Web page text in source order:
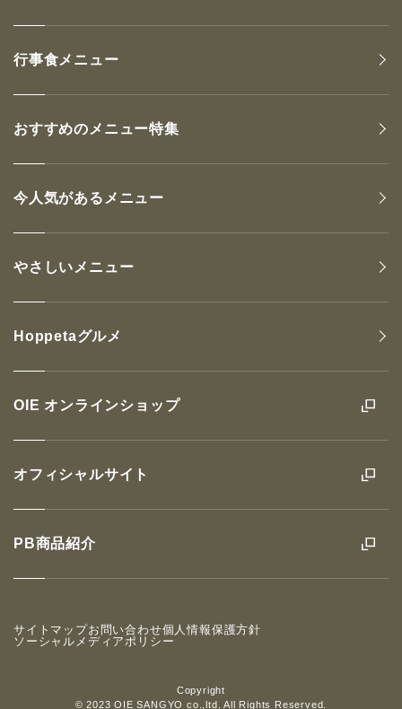
OIE オンラインショップ
オフィシャルサイト
PB商品紹介
行事食メニュー
おすすめのメニュー特集
今人気があるメニュー
やさしいメニュー
Hoppetaグルメ
Copyright
© 2023 OIE SANGYO co.,ltd. All Rights Reserved.
サイトマップお問い合わせ個人情報保護方針
ソーシャルメディアポリシー